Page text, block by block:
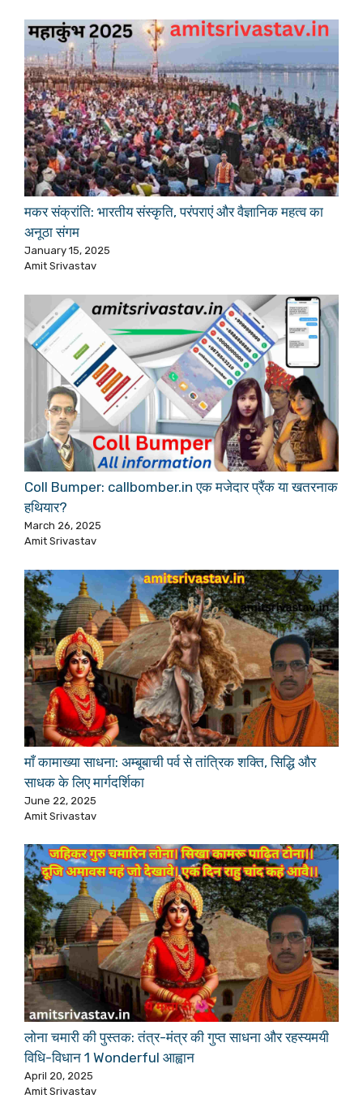
मकर संक्रांति: भारतीय संस्कृति, परंपराएं और वैज्ञानिक महत्व का
अनूठा संगम
January 15, 2025
Amit Srivastav
Coll Bumper: callbomber.in एक मजेदार प्रैंक या खतरनाक
हथियार?
March 26, 2025
Amit Srivastav
माँ कामाख्या साधना: अम्बूबाची पर्व से तांत्रिक शक्ति, सिद्धि और
साधक के लिए मार्गदर्शिका
June 22, 2025
Amit Srivastav
लोना चमारी की पुस्तक: तंत्र-मंत्र की गुप्त साधना और रहस्यमयी
विधि-विधान 1 Wonderful आह्वान
April 20, 2025
Amit Srivastav